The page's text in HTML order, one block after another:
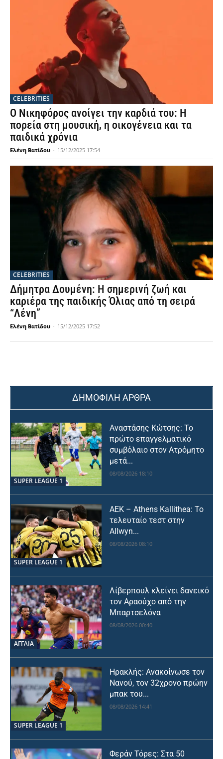
CELEBRITIES
Ο Νικηφόρος ανοίγει την καρδιά του: Η
πορεία στη μουσική, η οικογένεια και τα
παιδικά χρόνια
Ελένη Βατίδου - 15/12/2025 17:54
CELEBRITIES
Δήμητρα Δουμένη: Η σημερινή ζωή και
καριέρα της παιδικής Όλιας από τη σειρά
“Λένη”
Ελένη Βατίδου - 15/12/2025 17:52
ΔΗΜΟΦΙΛΗ ΑΡΘΡΑ
SUPER LEAGUE 1
Αναστάσης Κώτσης: Το
πρώτο επαγγελματικό
συμβόλαιο στον Ατρόμητο
μετά...
08/08/2026 18:10
SUPER LEAGUE 1
ΑΕΚ – Athens Kallithea: Το
τελευταίο τεστ στην
Allwyn...
08/08/2026 08:10
ΑΓΓΛΙΑ
Λίβερπουλ κλείνει δανεικό
τον Αραούχο από την
Μπαρτσελόνα
08/08/2026 00:40
SUPER LEAGUE 1
Ηρακλής: Ανακοίνωσε τον
Νανού, τον 32χρονο πρώην
μπακ του...
08/08/2026 14:41
Φεράν Τόρες: Στα 50